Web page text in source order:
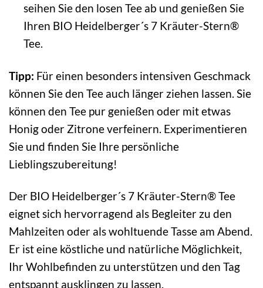
seihen Sie den losen Tee ab und genießen Sie
Ihren BIO Heidelberger´s 7 Kräuter-Stern®
Tee.
Tipp: Für einen besonders intensiven Geschmack
können Sie den Tee auch länger ziehen lassen. Sie
können den Tee pur genießen oder mit etwas
Honig oder Zitrone verfeinern. Experimentieren
Sie und finden Sie Ihre persönliche
Lieblingszubereitung!
Der BIO Heidelberger´s 7 Kräuter-Stern® Tee
eignet sich hervorragend als Begleiter zu den
Mahlzeiten oder als wohltuende Tasse am Abend.
Er ist eine köstliche und natürliche Möglichkeit,
Ihr Wohlbefinden zu unterstützen und den Tag
entspannt ausklingen zu lassen.